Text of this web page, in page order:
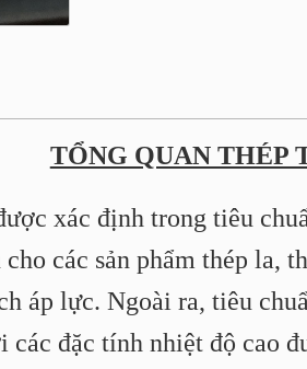
TỔNG QUAN THÉP
xác định trong tiêu
các sản phẩm thép la,
áp lực. Ngoài ra, tiêu
các đặc tính nhiệt độ cao